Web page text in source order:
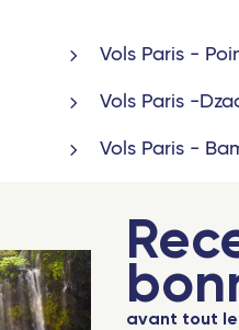
Vols Paris -
Vols Paris -
Vols Paris -
avant tout